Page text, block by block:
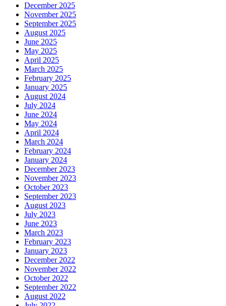
December 2025
November 2025
September 2025
August 2025
June 2025
May 2025
April 2025
March 2025
February 2025
January 2025
August 2024
July 2024
June 2024
May 2024
April 2024
March 2024
February 2024
January 2024
December 2023
November 2023
October 2023
September 2023
August 2023
July 2023
June 2023
March 2023
February 2023
January 2023
December 2022
November 2022
October 2022
September 2022
August 2022